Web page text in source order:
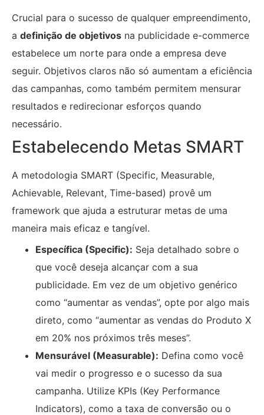
Crucial para o sucesso de qualquer empreendimento,
a definição de objetivos na publicidade e-commerce
estabelece um norte para onde a empresa deve
seguir. Objetivos claros não só aumentam a eficiência
das campanhas, como também permitem mensurar
resultados e redirecionar esforços quando
necessário.
Estabelecendo Metas SMART
A metodologia SMART (Specific, Measurable,
Achievable, Relevant, Time-based) provê um
framework que ajuda a estruturar metas de uma
maneira mais eficaz e tangível.
Específica (Specific): Seja detalhado sobre o
que você deseja alcançar com a sua
publicidade. Em vez de um objetivo genérico
como “aumentar as vendas”, opte por algo mais
direto, como “aumentar as vendas do Produto X
em 20% nos próximos três meses”.
Mensurável (Measurable): Defina como você
vai medir o progresso e o sucesso da sua
campanha. Utilize KPIs (Key Performance
Indicators), como a taxa de conversão ou o